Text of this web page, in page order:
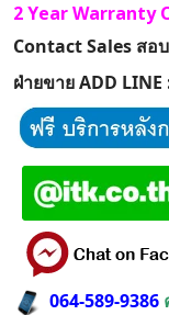
2 Year Warranty
Contact Sales สอ
ฝ่ายขาย ADD LINE
064-589-9386